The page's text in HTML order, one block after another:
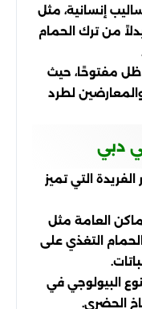
إنسانية، مثل
من ترك الحمام
مفتوحًا، حيث
والمعارضين لطرد
دبي
التي تميز
العامة مثل
التغذي على
البيولوجي في
الحضري.